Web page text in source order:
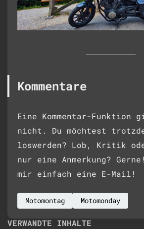
Kommentare
Eine Kommentar-Funktion
nicht. Du möchtest
loswerden? Lob, Kritik
nur eine Anmerkung?
mir einfach eine E-Mail!
Motomontag Motomonday
VERWANDTE INHALTE